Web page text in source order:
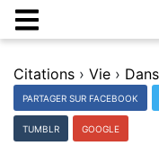
Citations › Vie ›
PARTAGER SUR FACEBOOK
TUMBLR GOOGLE